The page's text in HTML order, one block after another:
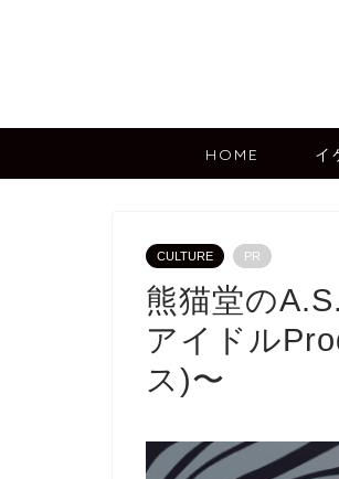
HOME イ
CULTURE PR
熊猫堂の
アイドル
ス)〜